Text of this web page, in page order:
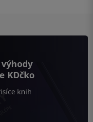
KDčko
knih